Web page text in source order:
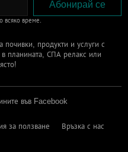
всяко време.
продукти и услуги с
планината, СПА релакс или
във Facebook
за ползване Връзка с нас